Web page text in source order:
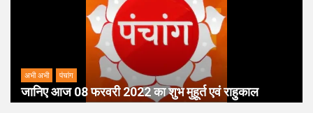
अभी अभी पंचांग
जानिए आज 08 फरवरी 2022 का शुभ मुहूर्त एवं राहुकाल